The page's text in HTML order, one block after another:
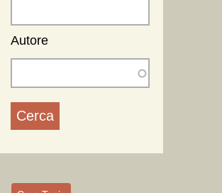
OFF-TOPIC
COMMUNITY
Autore